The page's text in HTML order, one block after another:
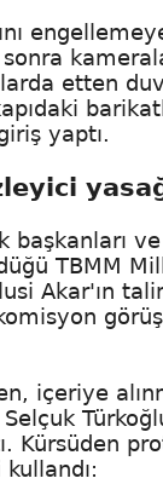
sonra
etten
yaptı.
TBMM
Akar'ın
içeriye
Kürsüden